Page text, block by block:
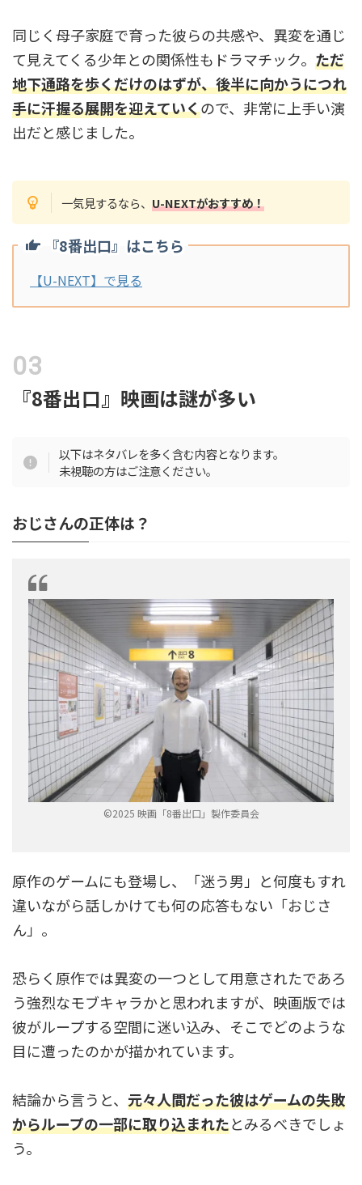
同じく母子家庭で育った彼らの共感や、異変を通じ
て見えてくる少年との関係性もドラマチック。 ただ
地下通路を歩くだけのはずが、後半に向かうにつれ
手に汗握る展開を迎えていくので、非常に上手い演
出だと感じました。
一気見するなら、U-NEXTがおすすめ！
『8番出口』はこちら
【U-NEXT】で見る
『8番出口』映画は謎が多い
以下はネタバレを多く含む内容となります。
未視聴の方はご注意ください。
おじさんの正体は？
©2025 映画「8番出口」製作委員会
原作のゲームにも登場し、「迷う男」と何度もすれ
違いながら話しかけても何の応答もない「おじさ
ん」。
恐らく原作では異変の一つとして用意されたであろ
う強烈なモブキャラかと思われますが、映画版では
彼がループする空間に迷い込み、そこでどのような
目に遭ったのかが描かれています。
結論から言うと、 元々人間だった彼はゲームの失敗
からループの一部に取り込まれたとみるべきでしょ
う。